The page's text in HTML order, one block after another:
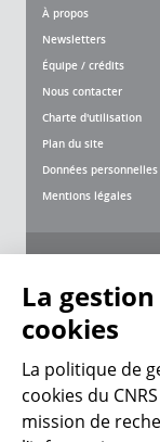
À propos
Newsletters
Équipe / crédits
Nous contacter
Charte d'utilisation
Plan du site
Données personnelles
Mentions légales
La gestion
cookies
La politique de
cookies du
mission de